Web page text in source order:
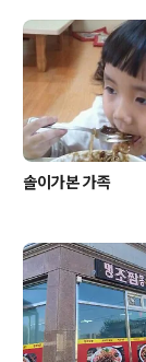
솔이가본 가족